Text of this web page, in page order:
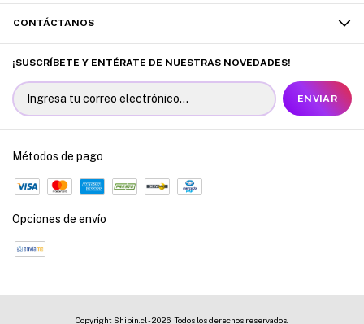
CONTÁCTANOS
¡SUSCRÍBETE Y ENTÉRATE DE NUESTRAS NOVEDADES!
Métodos de pago
Opciones de envío
Copyright Shipin.cl - 2026. Todos los derechos reservados.